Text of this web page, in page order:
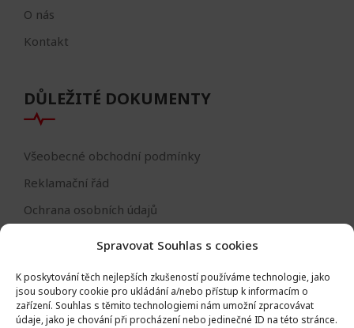
Spravovat Souhlas s cookies
K poskytování těch nejlepších zkušeností používáme technologie, jako
jsou soubory cookie pro ukládání a/nebo přístup k informacím o
zařízení. Souhlas s těmito technologiemi nám umožní zpracovávat
údaje, jako je chování při procházení nebo jedinečné ID na této stránce.
O nás
Kontakt
DŮLEŽITÉ DOKUMENTY
Všeobecné obchodní podmínky
Reklamační řád
Ochrana osobních údajů
Formulář - odstoupení od smlouvy
Odstoupení od smlouvy